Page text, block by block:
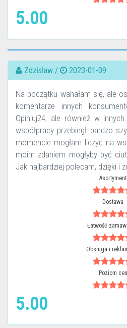
5.00
Zdzisław / 2023-01-09
Na początku wahałam się, ale
komentarze innych
Opiniuj24, ale również w
współpracy przebiegł bardzo
momencie mogłam liczyć na
moim zdaniem mogłyby być
Jak najbardziej polecam, dzięki i
Asortyment
Dostawa
Łatwość
Obsługa i
Poziom cen
5.00